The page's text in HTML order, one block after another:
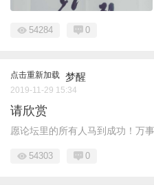
54284 0
点击重新加载 梦醒
2019-11-29 15:34
请欣赏
愿论坛里的所有人马到成功！万事
54303 0